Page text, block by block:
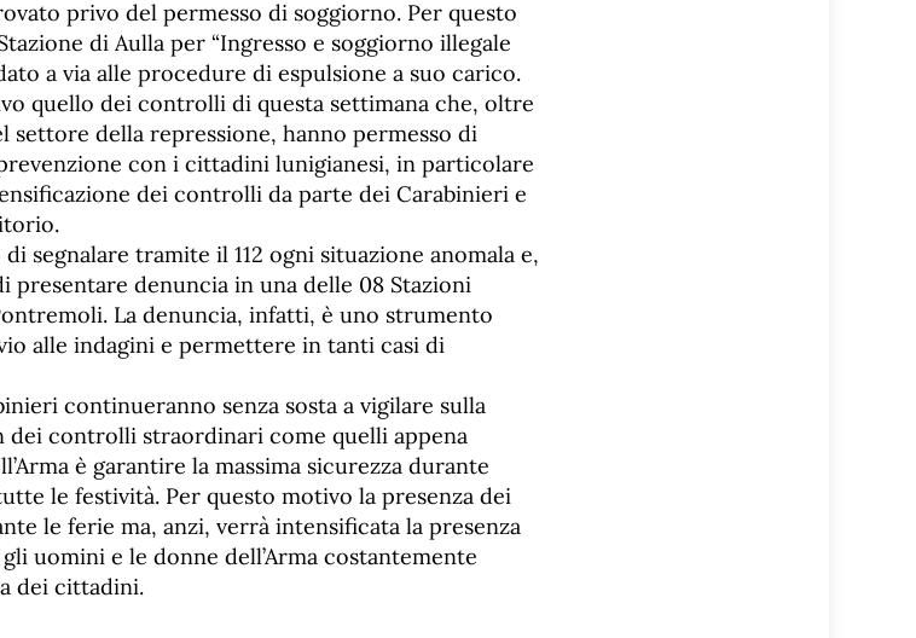
privo del permesso di soggiorno. Per questo
di Aulla per “Ingresso e soggiorno illegale
a via alle procedure di espulsione a suo carico.
quello dei controlli di questa settimana che, oltre
della repressione, hanno permesso di
con i cittadini lunigianesi, in particolare
dei controlli da parte dei Carabinieri e
segnalare tramite il 112 ogni situazione anomala e,
presentare denuncia in una delle 08 Stazioni
La denuncia, infatti, è uno strumento
alle indagini e permettere in tanti casi di
continueranno senza sosta a vigilare sulla
dei controlli straordinari come quelli appena
è garantire la massima sicurezza durante
le festività. Per questo motivo la presenza dei
le ferie ma, anzi, verrà intensificata la presenza
uomini e le donne dell’Arma costantemente
dei cittadini.